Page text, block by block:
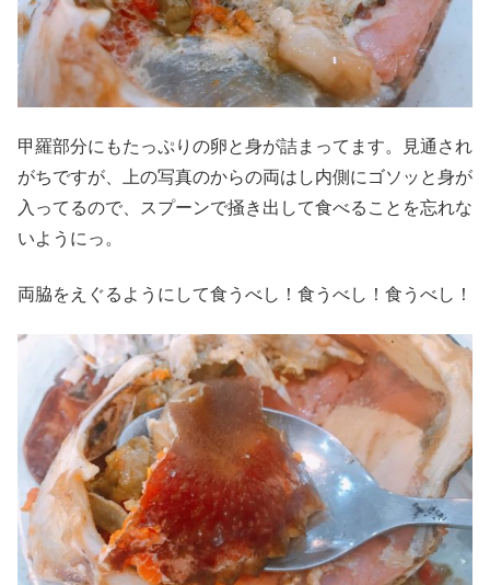
甲羅部分にもたっぷりの卵と身が詰まってます。見通され
がちですが、上の写真のからの両はし内側にゴソッと身が
入ってるので、スプーンで掻き出して食べることを忘れな
いようにっ。
両脇をえぐるようにして食うべし！食うべし！食うべし！